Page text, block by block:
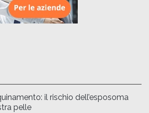
il rischio dell’esposoma
pelle